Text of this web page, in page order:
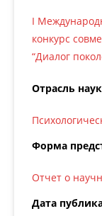
I
конкурс
“Диалог
Отрасль наук
Форма
Отчет о
Дата